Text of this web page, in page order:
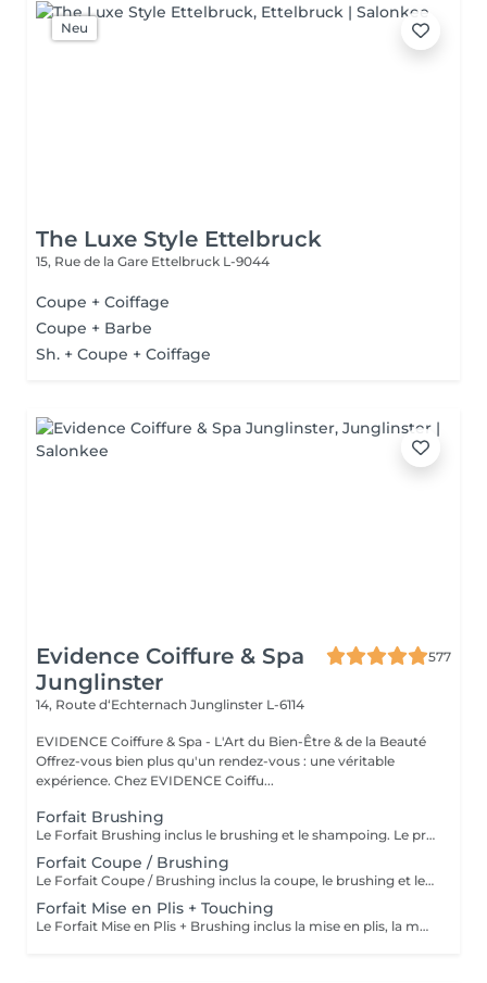
Neu
The Luxe Style Ettelbruck
15, Rue de la Gare Ettelbruck L-9044
Coupe + Coiffage
Coupe + Barbe
Sh. + Coupe + Coiffage
Evidence Coiffure & Spa
Junglinster
577
14, Route d‘Echternach Junglinster L-6114
EVIDENCE Coiffure & Spa - L'Art du Bien-Être & de la Beauté
Offrez-vous bien plus qu'un rendez-vous : une véritable
expérience. Chez EVIDENCE Coiffu...
Forfait Brushing
Le Forfait Brushing inclus le brushing et le shampoing. Le prix pourra varier en fonction de la longueur des cheveux. Pour tout renseignement complémentaire, n'hésitez pas à nous appeler.
Forfait Coupe / Brushing
Le Forfait Coupe / Brushing inclus la coupe, le brushing et le shampoing. Le prix pourra varier en fonction de la longueur des cheveux. Pour tout renseignement complémentaire, n'hésitez pas à nous appeler.
Forfait Mise en Plis + Touching
Le Forfait Mise en Plis + Brushing inclus la mise en plis, la mousse et le shampoing. Le prix pourra varier en fonction de la longueur des cheveux. Pour tout renseignement complémentaire, n'hésitez pas à nous appeler.